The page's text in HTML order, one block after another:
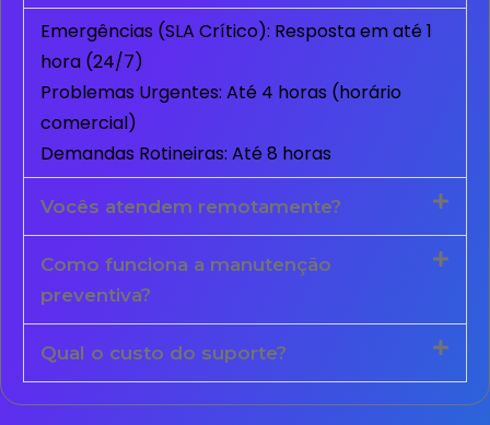
Emergências (SLA Crítico): Resposta em até 1
hora (24/7)
Problemas Urgentes: Até 4 horas (horário
comercial)
Demandas Rotineiras: Até 8 horas
Vocês atendem remotamente?
Como funciona a manutenção
preventiva?
Qual o custo do suporte?